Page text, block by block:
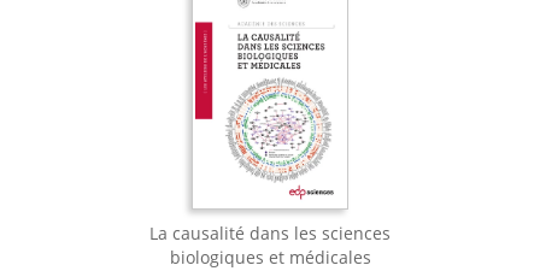
La causalité dans les sciences
biologiques et médicales